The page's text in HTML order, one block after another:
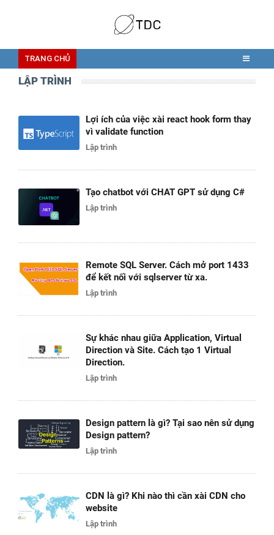
TRANG CHỦ
LẬP TRÌNH
Lợi ích của việc xài react hook form thay
vì validate function
Lập trình
Tạo chatbot với CHAT GPT sử dụng C#
Lập trình
Remote SQL Server. Cách mở port 1433
để kết nối với sqlserver từ xa.
Lập trình
Sự khác nhau giữa Application, Virtual
Direction và Site. Cách tạo 1 Virtual
Direction.
Lập trình
Design pattern là gì? Tại sao nên sử dụng
Design pattern?
Lập trình
CDN là gì? Khi nào thì cần xài CDN cho
website
Lập trình